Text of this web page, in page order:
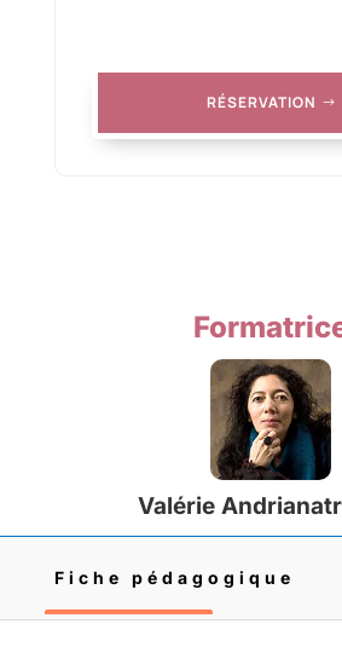
RÉSERVATION
Valérie
Fiche pédagogique